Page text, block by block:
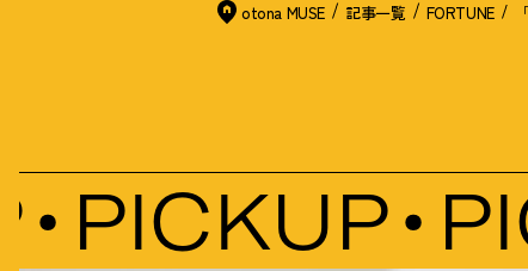
otona MUSE 記事一覧 FORTUNE